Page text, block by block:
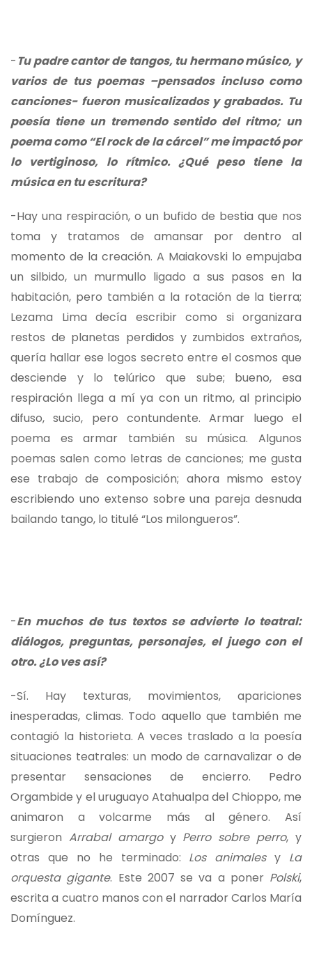
-Tu padre cantor de tangos, tu hermano músico, y
varios de tus poemas –pensados incluso como
canciones- fueron musicalizados y grabados. Tu
poesía tiene un tremendo sentido del ritmo; un
poema como “El rock de la cárcel” me impactó por
lo vertiginoso, lo rítmico. ¿Qué peso tiene la
música en tu escritura?
-Hay una respiración, o un bufido de bestia que nos
toma y tratamos de amansar por dentro al
momento de la creación. A Maiakovski lo empujaba
un silbido, un murmullo ligado a sus pasos en la
habitación, pero también a la rotación de la tierra;
Lezama Lima decía escribir como si organizara
restos de planetas perdidos y zumbidos extraños,
quería hallar ese logos secreto entre el cosmos que
desciende y lo telúrico que sube; bueno, esa
respiración llega a mí ya con un ritmo, al principio
difuso, sucio, pero contundente. Armar luego el
poema es armar también su música. Algunos
poemas salen como letras de canciones; me gusta
ese trabajo de composición; ahora mismo estoy
escribiendo uno extenso sobre una pareja desnuda
bailando tango, lo titulé “Los milongueros”.
-En muchos de tus textos se advierte lo teatral:
diálogos, preguntas, personajes, el juego con el
otro. ¿Lo ves así?
-Sí. Hay texturas, movimientos, apariciones
inesperadas, climas. Todo aquello que también me
contagió la historieta. A veces traslado a la poesía
situaciones teatrales: un modo de carnavalizar o de
presentar sensaciones de encierro. Pedro
Orgambide y el uruguayo Atahualpa del Chioppo, me
animaron a volcarme más al género. Así
surgieron Arrabal amargo y Perro sobre perro, y
otras que no he terminado: Los animalesy La
orquesta gigante. Este 2007 se va a poner Polski,
escrita a cuatro manos con el narrador Carlos María
Domínguez.